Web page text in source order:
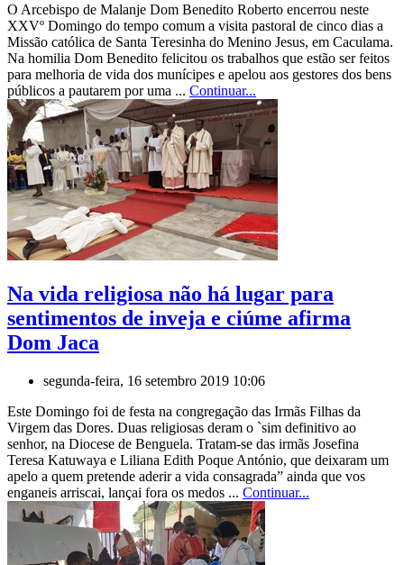
O Arcebispo de Malanje Dom Benedito Roberto encerrou neste
XXVº Domingo do tempo comum a visita pastoral de cinco dias a
Missão católica de Santa Teresinha do Menino Jesus, em Caculama.
Na homilia Dom Benedito felicitou os trabalhos que estão ser feitos
para melhoria de vida dos munícipes e apelou aos gestores dos bens
públicos a pautarem por uma ... Continuar...
Na vida religiosa não há lugar para
sentimentos de inveja e ciúme afirma
Dom Jaca
segunda-feira, 16 setembro 2019 10:06
Este Domingo foi de festa na congregação das Irmãs Filhas da
Virgem das Dores. Duas religiosas deram o `sim definitivo ao
senhor, na Diocese de Benguela. Tratam-se das irmãs Josefina
Teresa Katuwaya e Liliana Edith Poque António, que deixaram um
apelo a quem pretende aderir a vida consagrada” ainda que vos
enganeis arriscai, lançai fora os medos ... Continuar...